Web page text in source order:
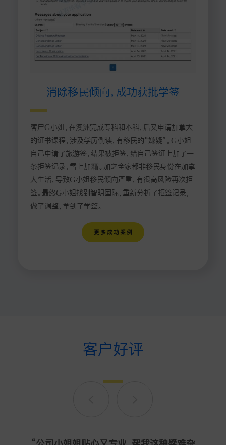
消除移民倾向，成功获批学签
客户G小姐，在澳洲完成专科和本科，后又申请加拿大
的证书课程，涉及学历倒读，有移民的“嫌疑”。G小姐
自己申请了旅游签，结果被拒签，给自己签证上加了一
条拒签记录，雪上加霜。加之全家都非移民身份在加拿
大生活，导致G小姐移民倾向严重，有很高风险再次拒
签。最终G小姐找到智明国际，重新分析了拒签记录，
做了调整，拿到了学签。
更多成功案例
客户好评